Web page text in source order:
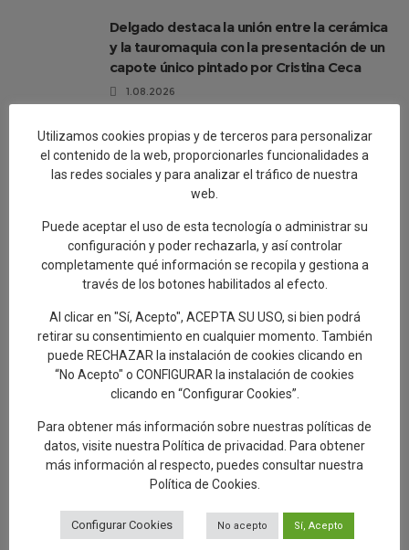
Delgado destaca la unión entre la cerámica
y la tauromaquia con la presentación de un
capote único pintado por Cristina Ceca
1.08.2026
El Paseo de las Letras se completa con 17
murales cerámicos con obras literarias que
hacen referencia a Talavera
Talavera de la Reina, a New Paradigm
29.07.2026
Éxito de participación en la segunda ruta
de las Santas Alfareras
26.07.2026
Regreso a Los Alfares», una muestra sobre
el proceso de creación de la cerámica
talaverana
Utilizamos cookies propias y de terceros para personalizar
el contenido de la web, proporcionarles funcionalidades a
las redes sociales y para analizar el tráfico de nuestra
web.
Puede aceptar el uso de esta tecnología o administrar su
configuración y poder rechazarla, y así controlar
completamente qué información se recopila y gestiona a
través de los botones habilitados al efecto.
Al clicar en "Sí, Acepto", ACEPTA SU USO, si bien podrá
retirar su consentimiento en cualquier momento. También
puede RECHAZAR la instalación de cookies clicando en
“No Acepto" o CONFIGURAR la instalación de cookies
clicando en “Configurar Cookies”.
Para obtener más información sobre nuestras políticas de
datos, visite nuestra Política de privacidad
. Para obtener
más información al respecto, puedes consultar nuestra
Política de Cookies
Configurar Cookies No acepto Sí, Acepto